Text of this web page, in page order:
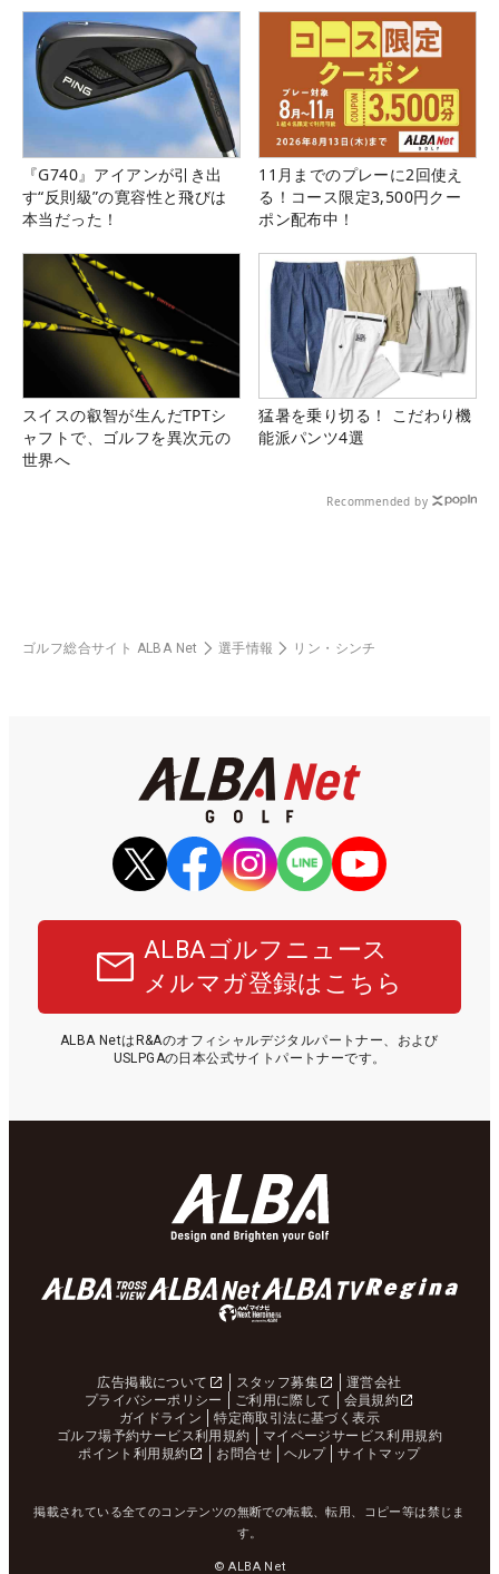
『G740』アイアンが引き出
す“反則級”の寛容性と飛びは
本当だった！
11月までのプレーに2回使え
る！コース限定3,500円クー
ポン配布中！
スイスの叡智が生んだTPTシ
ャフトで、ゴルフを異次元の
世界へ
猛暑を乗り切る！ こだわり機
能派パンツ4選
Recommended by
ゴルフ総合サイト ALBA Net 選手情報 リン・シンチ
ALBAゴルフニュース
メルマガ登録はこちら
ALBA NetはR&Aのオフィシャルデジタルパートナー、および
USLPGAの日本公式サイトパートナーです。
広告掲載について スタッフ募集
運営会社
プライバシーポリシー
ご利用に際して
会員規約
ガイドライン
特定商取引法に基づく表示
ゴルフ場予約サービス利用規約
マイページサービス利用規約
ポイント利用規約
お問合せ ヘルプ サイトマップ
掲載されている全てのコンテンツの無断での転載、転用、コピー等は禁じま
す。
© ALBA Net